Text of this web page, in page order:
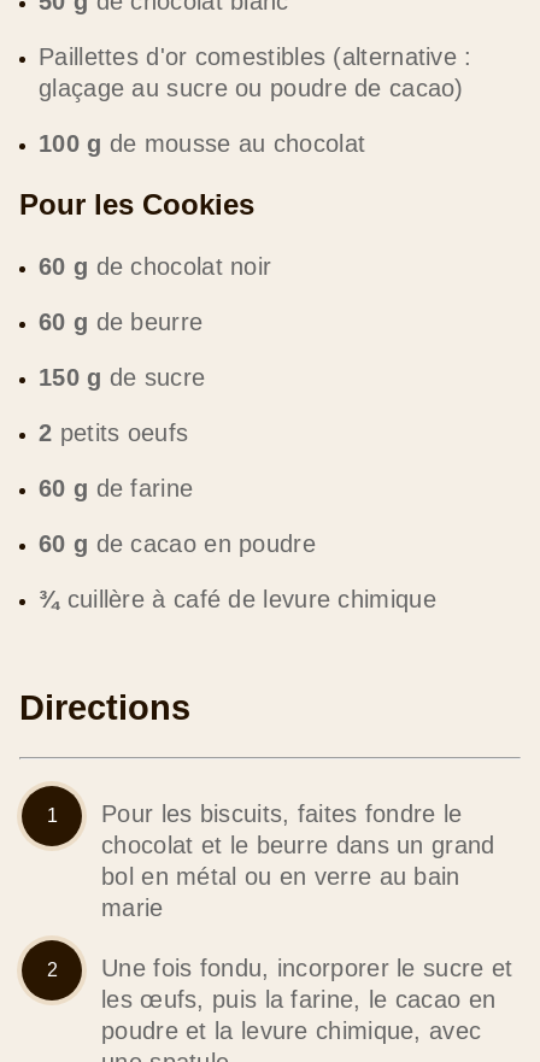
Paillettes d'or comestibles (alternative :
glaçage au sucre ou poudre de cacao)
100 g de mousse au chocolat
Pour les Cookies
60 g de chocolat noir
60 g de beurre
150 g de sucre
2 petits oeufs
60 g de farine
60 g de cacao en poudre
¾ cuillère à café de levure chimique
Directions
Pour les biscuits, faites fondre le
chocolat et le beurre dans un grand
bol en métal ou en verre au bain
marie
Une fois fondu, incorporer le sucre et
les œufs, puis la farine, le cacao en
poudre et la levure chimique, avec
une spatule